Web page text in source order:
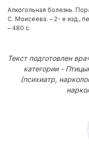
Алкогольная болезнь.
С. Моисеева. – 2- е изд.,
– 480 с.
Текст подготовлен
категории -
(психиатр,